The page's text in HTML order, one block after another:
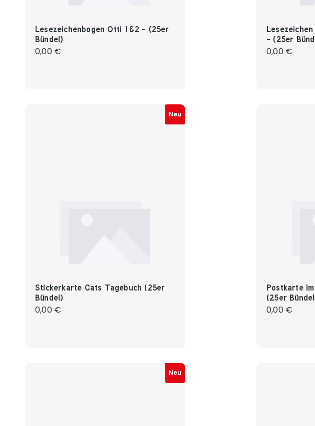
Lesezeichenbogen Otti 1&2 - (25er
Bündel)
Regulärer Preis:
0,00 €
- (25er
Regulärer
0,00 €
Neu
Stickerkarte Cats Tagebuch (25er
Bündel)
Regulärer Preis:
0,00 €
Postkarte
(25er
Regulärer
0,00 €
Neu